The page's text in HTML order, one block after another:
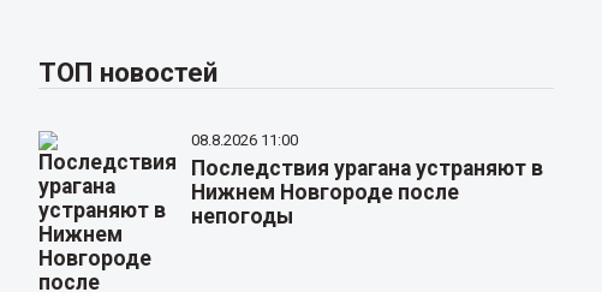
ТОП новостей
08.8.2026 11:00
Последствия урагана устраняют в
Нижнем Новгороде после
непогоды